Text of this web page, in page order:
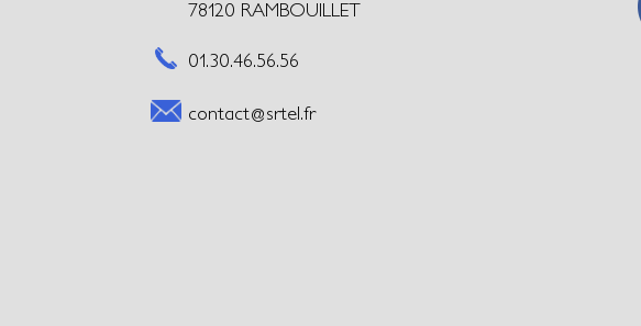
78120 RAMBOUILLET
01.30.46.56.56
contact@srtel.fr